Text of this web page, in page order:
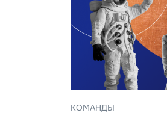
КОМАНДЫ